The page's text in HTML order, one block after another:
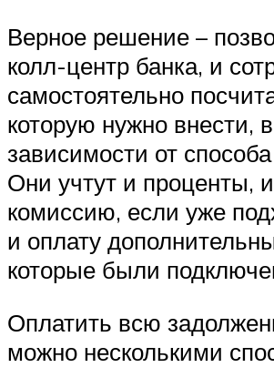
Верное решение –
колл-центр банка, и
самостоятельно
которую нужно внести, в
зависимости от
Они учтут и проценты,
комиссию, если уже
и оплату
которые были
Оплатить всю
можно несколькими